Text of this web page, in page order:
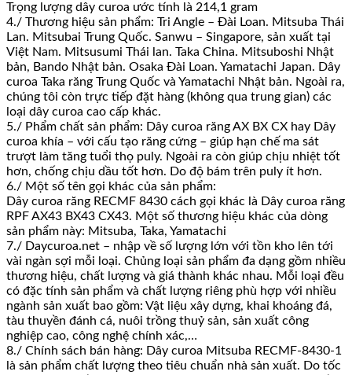
Trọng lượng dây curoa ước tính là 214,1 gram
4./ Thương hiệu sản phẩm: Tri Angle – Đài Loan. Mitsuba Thái
Lan. Mitsubai Trung Quốc. Sanwu – Singapore, sản xuất tại
Việt Nam. Mitsusumi Thái lan. Taka China. Mitsuboshi Nhật
bản, Bando Nhật bản. Osaka Đài Loan. Yamatachi Japan. Dây
curoa Taka răng Trung Quốc và Yamatachi Nhật bản. Ngoài ra,
chúng tôi còn trực tiếp đặt hàng (không qua trung gian) các
loại dây curoa cao cấp khác.
5./ Phẩm chất sản phẩm: Dây curoa răng AX BX CX hay Dây
curoa khía – với cấu tạo răng cứng – giúp hạn chế ma sát
trượt làm tăng tuổi thọ puly. Ngoài ra còn giúp chịu nhiệt tốt
hơn, chống chịu dầu tốt hơn. Do độ bám trên puly ít hơn.
6./ Một số tên gọi khác của sản phẩm:
Dây curoa răng RECMF 8430 cách gọi khác là Dây curoa răng
RPF AX43 BX43 CX43. Một số thương hiệu khác của dòng
sản phẩm này: Mitsuba, Taka, Yamatachi
7./ Daycuroa.net – nhập về số lượng lớn với tồn kho lên tới
vài ngàn sợi mỗi loại. Chủng loại sản phẩm đa dạng gồm nhiều
thương hiệu, chất lượng và giá thành khác nhau. Mỗi loại đều
có đặc tính sản phẩm và chất lượng riêng phù hợp với nhiều
ngành sản xuất bao gồm: Vật liệu xây dựng, khai khoáng đá,
tàu thuyền đánh cá, nuôi trồng thuỷ sản, sản xuất công
nghiệp cao, công nghệ chính xác,…
8./ Chính sách bán hàng: Dây curoa Mitsuba RECMF-8430-1
là sản phẩm chất lượng theo tiêu chuẩn nhà sản xuất. Do tốc